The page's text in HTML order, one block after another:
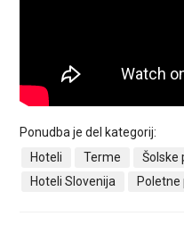
Ponudba je del kategorij:
Hoteli
Terme Šolske
Hoteli Slovenija
Poletne